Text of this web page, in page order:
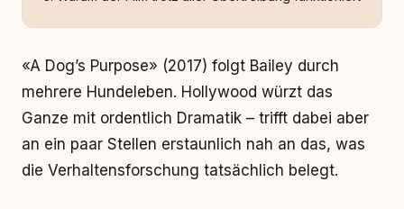
«A Dog’s Purpose» (2017) folgt Bailey durch
mehrere Hundeleben. Hollywood würzt das
Ganze mit ordentlich Dramatik – trifft dabei aber
an ein paar Stellen erstaunlich nah an das, was
die Verhaltensforschung tatsächlich belegt.